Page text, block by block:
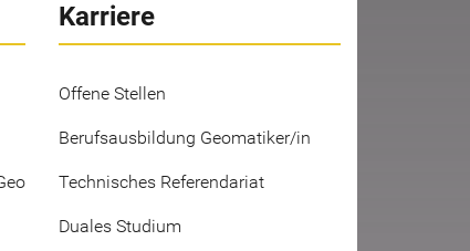
Karriere
Offene Stellen
Berufsausbildung Geomatiker/in
Technisches Referendariat
Duales Studium